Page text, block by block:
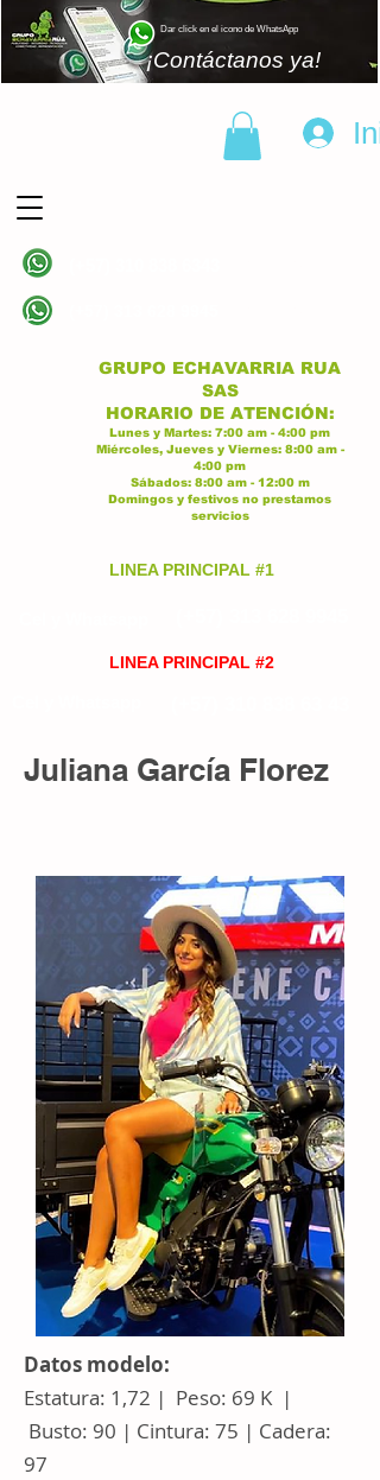
Dar click en el icono de WhatsApp
¡Contáctanos ya!
GRUPO ECHAVARRIA RUA
SAS
HORARIO DE ATENCIÓN:
Lunes y Martes: 7:00 am - 4:00 pm
Miércoles, Jueves y Viernes: 8:00 am -
4:00 pm
Sábados: 8:00 am - 12:00 m
Domingos y festivos no prestamos
servicios
LINEA PRINCIPAL #1
LINEA PRINCIPAL #2
Juliana García Florez
Datos modelo:
Estatura: 1,72 | Peso: 69 K |
Busto: 90 | Cintura: 75 | Cadera:
97